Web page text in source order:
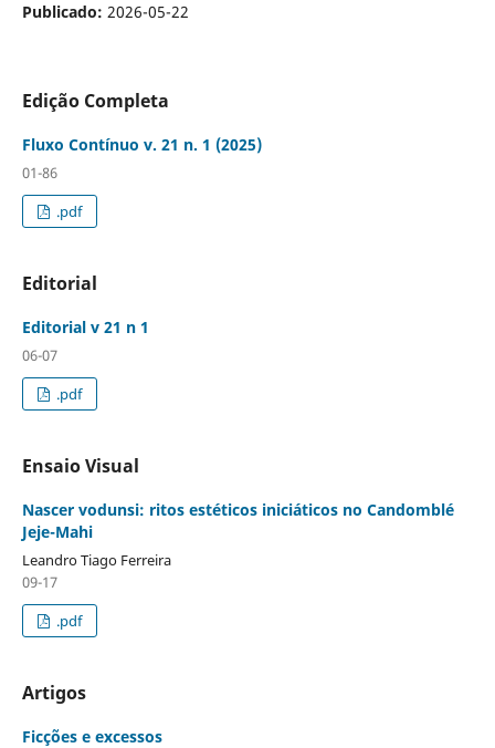
Publicado: 2026-05-22
Edição Completa
Fluxo Contínuo v. 21 n. 1 (2025)
01-86
.pdf
Editorial
Editorial v 21 n 1
06-07
.pdf
Ensaio Visual
Nascer vodunsi: ritos estéticos iniciáticos no Candomblé
Jeje-Mahi
Leandro Tiago Ferreira
09-17
.pdf
Artigos
Ficções e excessos